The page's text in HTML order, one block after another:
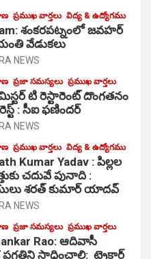
ప్రముఖ వార్తలు విద్య & ఉద్యోగము
శంకరపట్నంలో జవహర్
వేడుకలు
NEWS
ప్రజా సమస్యలు ప్రముఖ వార్తలు
టి రెస్టారెంట్ దొంగతనం
: సీఐ ఫణిందర్
NEWS
ప్రముఖ వార్తలు విద్య & ఉద్యోగము
Kumar Yadav : పిల్లల
చదువే పునాది :
శరత్ కుమార్ యాదవ్
NEWS
ప్రజా సమస్యలు ప్రముఖ వార్తలు
Rao: ఆదివాసీ
ప్రగతిని సాధించాలి: ట్రైకార్